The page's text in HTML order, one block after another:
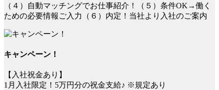
（４）自動マッチングでお仕事紹介！（５）条件OK→働く
ための必要情報ご入力（６）内定！当社より入社のご案内
キャンペーン！
【入社祝金あり】
1月入社限定！5万円分の祝金支給♪ ※規定あり